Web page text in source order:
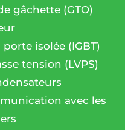
gâchette (GTO)
isolée (IGBT)
tension (LVPS)
avec les